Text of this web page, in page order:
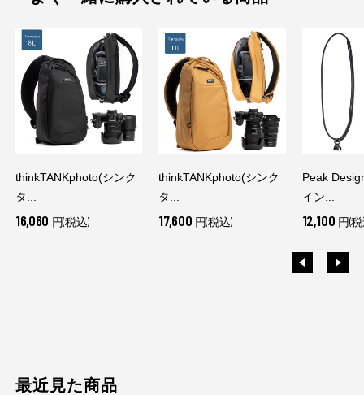
thinkTANKphoto(シンク
タ...
16,060 円(税込)
thinkTANKphoto(シンク
タ...
17,600 円(税込)
Peak
イン...
12,100 円(
最近見た商品